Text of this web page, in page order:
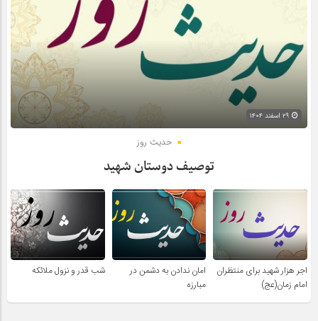
حدیث روز
توصیف دوستان شهید
اجر هزار شهید برای منتظران
امام زمان(عج)
امان ندادن به دشمن در
مبارزه
شب قدر و نزول ملائکه